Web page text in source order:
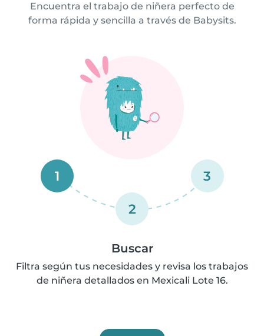
Encuentra el trabajo de niñera perfecto de
forma rápida y sencilla a través de Babysits.
1
2
3
Buscar
Filtra según tus necesidades y revisa los trabajos
de niñera detallados en Mexicali Lote 16.